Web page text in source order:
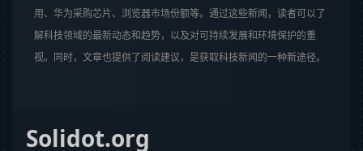
用、华为采购芯片、浏览器市场份额等。通过这些新闻，读者可以了
解科技领域的最新动态和趋势，以及对可持续发展和环境保护的重
视。同时，文章也提供了阅读建议，是获取科技新闻的一种新途径。
Solidot.org